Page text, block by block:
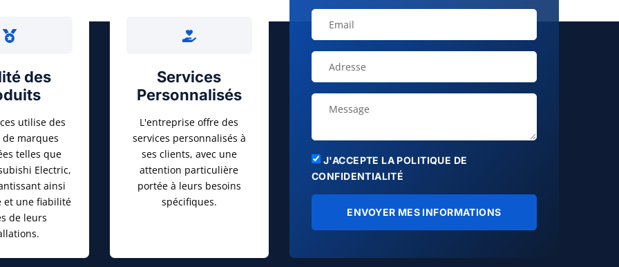
des
utilise des
marques
telles que
Electric,
ainsi
et une fiabilité
de leurs
Services
Personnalisés
L'entreprise offre des
services personnalisés à
ses clients, avec une
attention particulière
portée à leurs besoins
spécifiques.
J'ACCEPTE LA POLITIQUE DE
CONFIDENTIALITÉ
ENVOYER MES INFORMATIONS